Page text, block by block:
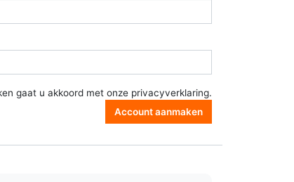
gaat u akkoord met onze privacyverklaring.
Account aanmaken